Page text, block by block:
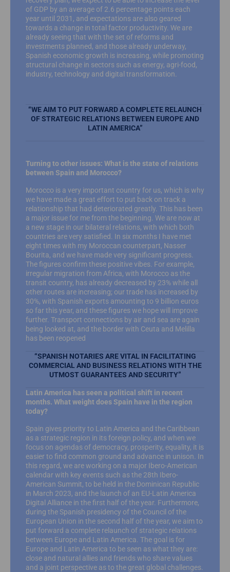
of GDP by an average of 2.6 percentage points each
year until 2031, and expectations are also geared
towards a change in total factor productivity. We are
already seeing that with the set of reforms and
investments planned, and those already underway,
Spanish economic growth is increasing, while promoting
structural change in sectors such as energy, agri-food,
industry, technology and digital transformation.
“WE AIM TO PUT FORWARD A COMPLETE RELAUNCH
OF STRATEGIC RELATIONS BETWEEN EUROPE AND
LATIN AMERICA”
Turning to other issues: What is the state of relations
between Spain and Morocco?
Morocco is a very important country for us, which is why
we have made a great effort to put back on track a
relationship that had deteriorated greatly. This has been
a major issue for me from the beginning. We are now at
a new stage in our bilateral relations, with which both
countries are very satisfied. In six months I have met
eight times with my Moroccan counterpart, Nasser
Bourita, and we have made very significant progress.
The figures confirm these positive vibes. For example,
irregular migration from Africa, with Morocco as the
transit country, has already decreased by 23% while all
other routes are increasing; our trade has increased by
30%, with Spanish exports amounting to 9 billion euros
so far this year, and these figures we hope will improve
further. Transport connections by air and sea are again
being looked at, and the border with Ceuta and Melilla
has been reopened
“SPANISH NOTARIES ARE VITAL IN FACILITATING
COMMERCIAL AND BUSINESS RELATIONS WITH THE
UTMOST GUARANTEES AND SECURITY”
Latin America has seen a political shift in recent
months. What weight does Spain have in the region
today?
Spain gives priority to Latin America and the Caribbean
as a strategic region in its foreign policy, and when we
focus on agendas of democracy, prosperity, equality, it is
easier to find common ground and advance in unison. In
this regard, we are working on a major Ibero-American
calendar with key events such as the 28th Ibero-
American Summit, to be held in the Dominican Republic
in March 2023, and the launch of an EU-Latin America
Digital Alliance in the first half of the year. Furthermore,
during the Spanish presidency of the Council of the
European Union in the second half of the year, we aim to
put forward a complete relaunch of strategic relations
between Europe and Latin America. The goal is for
Europe and Latin America to be seen as what they are:
close and natural allies and friends who share values
and a joint perspective as to the great global challenges.